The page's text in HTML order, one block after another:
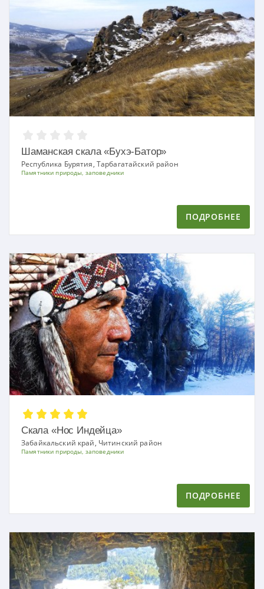
Шаманская скала «Бухэ-Батор»
Республика Бурятия, Тарбагатайский район
Памятники природы, заповедники
ПОДРОБНЕЕ
Скала «Нос Индейца»
Забайкальский край, Читинский район
Памятники природы, заповедники
ПОДРОБНЕЕ